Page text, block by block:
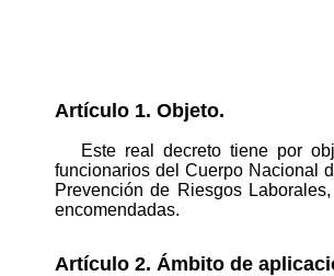
Artículo 1. Objeto.
Este real decreto tiene por
funcionarios del Cuerpo Nacional
Prevención de Riesgos
encomendadas.
Artículo 2. Ámbito de